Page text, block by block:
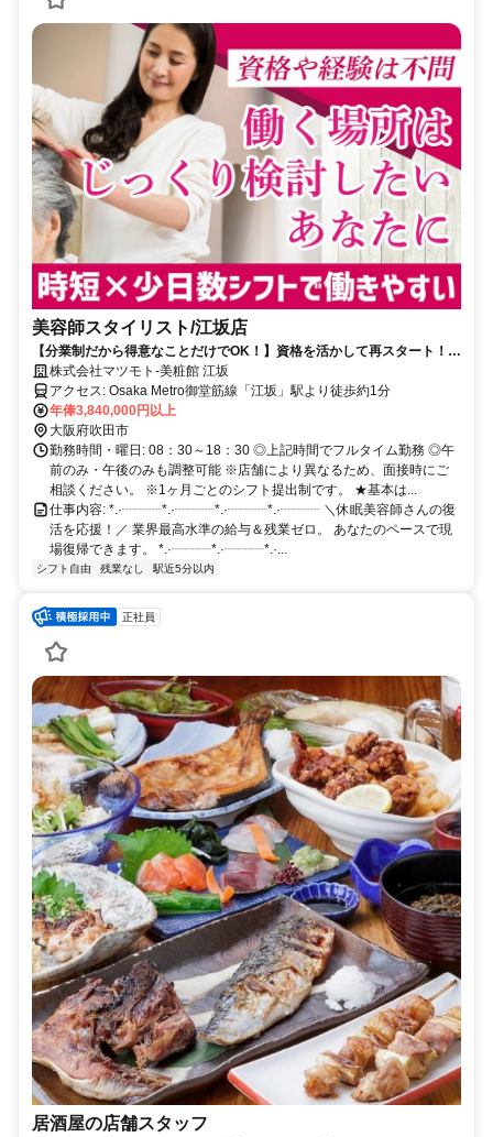
美容師スタイリスト/江坂店
【分業制だから得意なことだけでOK！】資格を活かして再スタート！休
眠美容師さん歓迎◎ 残業なし/ブランクOK
株式会社マツモト-美粧館 江坂
アクセス: Osaka Metro御堂筋線「江坂」駅より徒歩約1分
年俸3,840,000円以上
大阪府吹田市
勤務時間・曜日: 08：30～18：30 ◎上記時間でフルタイム勤務 ◎午
前のみ・午後のみも調整可能 ※店舗により異なるため、面接時にご
相談ください。 ※1ヶ月ごとのシフト提出制です。 ★基本は...
仕事内容: *.·┈┈┈*.·┈┈┈*.·┈┈┈*.·┈┈┈ ＼休眠美容師さんの復
活を応援！／ 業界最高水準の給与＆残業ゼロ。 あなたのペースで現
場復帰できます。 *.·┈┈┈*.·┈┈┈*.·...
シフト自由 残業なし 駅近5分以内
正社員
居酒屋の店舗スタッフ